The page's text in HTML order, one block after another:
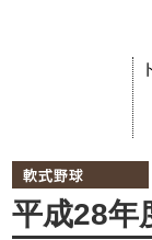
平成28年